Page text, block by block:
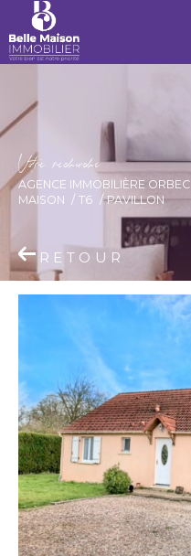
Vore recece
AGENCE IMMOBILIÈRE ORBEC
MAISON
T6 PAVILLON
RETOUR